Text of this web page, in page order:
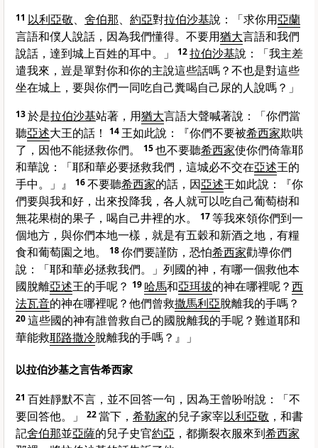
11 以利亞敬、 舍伯那、 約亞對拉伯沙基說：「求你用亞蘭
言語和僕人說話，因為我們懂得。不要用猶大言語和我們
說話，達到城上百姓的耳中。」
12拉伯沙基說：「我主差
遣我來，豈是單對你和你的主說這些話嗎？不也是對這些
坐在城上，要與你們一同吃自己糞喝自己尿的人說嗎？」
13於是拉伯沙基站著，用猶大言語大聲喊著說：「你們當
聽亞述大王的話！ 14王如此說：『你們不要被希西家欺哄
了，因他不能拯救你們。
15也不要聽希西家使你們倚靠耶
和華說：「耶和華必要拯救我們，這城必不交在亞述王的
手中。」』
16不要聽希西家的話，因亞述王如此說：『你
們要與我和好，出來投降我，各人就可以吃自己葡萄樹和
無花果樹的果子，喝自己井裡的水。
17等我來領你們到一
個地方，與你們本地一樣，就是有五穀和新酒之地，有糧
食和葡萄園之地。
18你們要謹防，恐怕希西家勸導你們
說：「耶和華必拯救我們。」列國的神，有哪一個救他本
國脫離亞述王的手呢？ 19 哈馬和亞珥拔的神在哪裡呢？西
法瓦音的神在哪裡呢？他們曾救撒馬利亞脫離我的手嗎？
20這些國的神有誰曾救自己的國脫離我的手呢？難道耶和
華能救耶路撒冷脫離我的手嗎？』」
以拉伯沙基之言告希西家
21 百姓靜默不言，並不回答一句，因為王曾吩咐說：「不
要回答他。」
22當下， 希勒家的兒子家宰以利亞敬 ，和書
記舍伯那並亞薩的兒子史官約亞 ，都撕裂衣服來到希西家